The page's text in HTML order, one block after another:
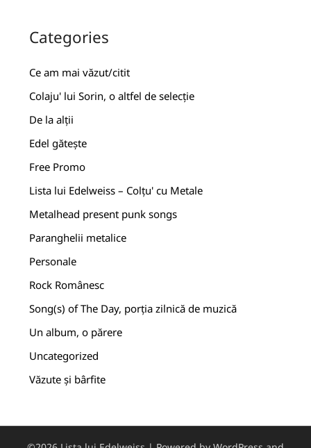
Categories
Ce am mai văzut/citit
Colaju' lui Sorin, o altfel de selecție
De la alții
Edel gătește
Free Promo
Lista lui Edelweiss – Colțu' cu Metale
Metalhead present punk songs
Paranghelii metalice
Personale
Rock Românesc
Song(s) of The Day, porția zilnică de muzică
Un album, o părere
Uncategorized
Văzute și bârfite